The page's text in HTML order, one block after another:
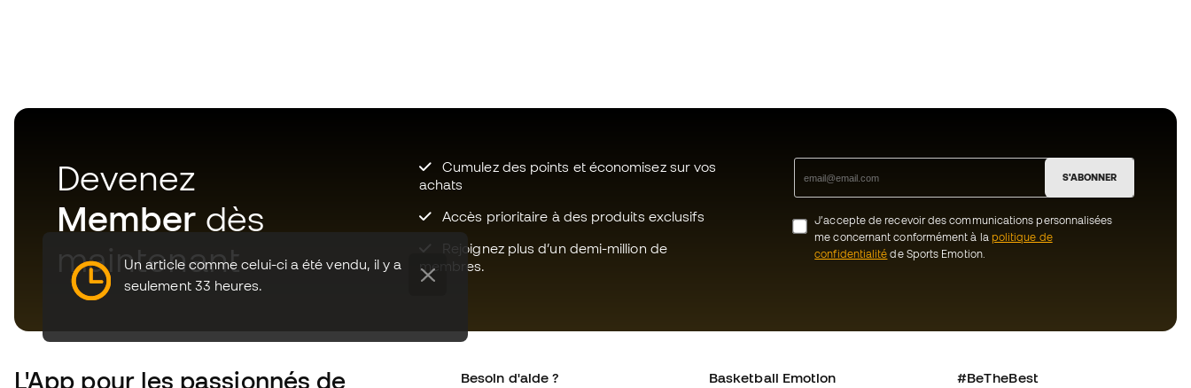
Un article comme celui-ci a été vendu, il y a
seulement 33 heures.
Devenez
Member dès
maintenant
Cumulez des points et économisez sur vos
achats
Accès prioritaire à des produits exclusifs
Rejoignez plus d’un demi-million de
membres.
S'ABONNER
J’accepte de recevoir des communications personnalisées
me concernant conformément à la politique de
confidentialité de Sports Emotion.
L'App pour les passionnés de
Besoin d'aide ? Basketball Emotion #BeTheBest